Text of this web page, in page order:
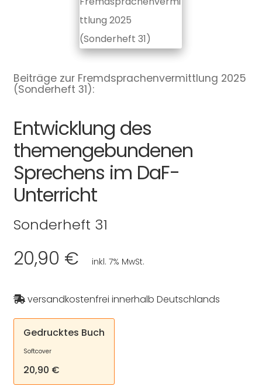
Beiträge zur Fremdsprachenvermittlung 2025
(Sonderheft 31):
Entwicklung des
themengebundenen
Sprechens im DaF-
Unterricht
Sonderheft 31
20,90 € inkl. 7% MwSt.
versandkostenfrei innerhalb Deutschlands
Gedrucktes Buch
Softcover
20,90 €